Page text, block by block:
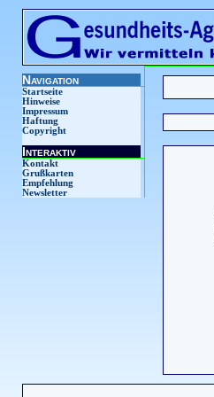
Navigation
Startseite
Hinweise
Impressum
Haftung
Copyright
Interaktiv
Kontakt
Grußkarten
Empfehlung
Newsletter